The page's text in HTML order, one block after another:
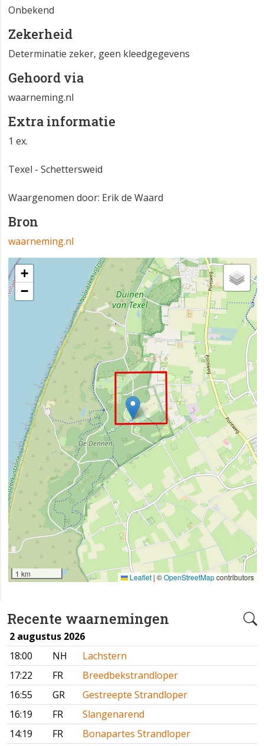
Recente waarnemingen
2 augustus 2026
18:00
NH
Lachstern
17:22
FR
Breedbekstrandloper
16:55
GR
Gestreepte Strandloper
16:19
FR
Slangenarend
14:19
FR
Bonapartes Strandloper
Onbekend
Zekerheid
Determinatie zeker, geen kleedgegevens
Gehoord via
waarneming.nl
Extra informatie
1 ex.
Texel - Schettersweid
Waargenomen door: Erik de Waard
Bron
waarneming.nl
+
−
1 km Leaflet | ©OpenStreetMapcontributors